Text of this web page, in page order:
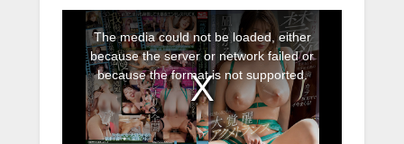
This
modal
window.
The media could not be loaded, either
because the server or network failed or
because the format is not supported.